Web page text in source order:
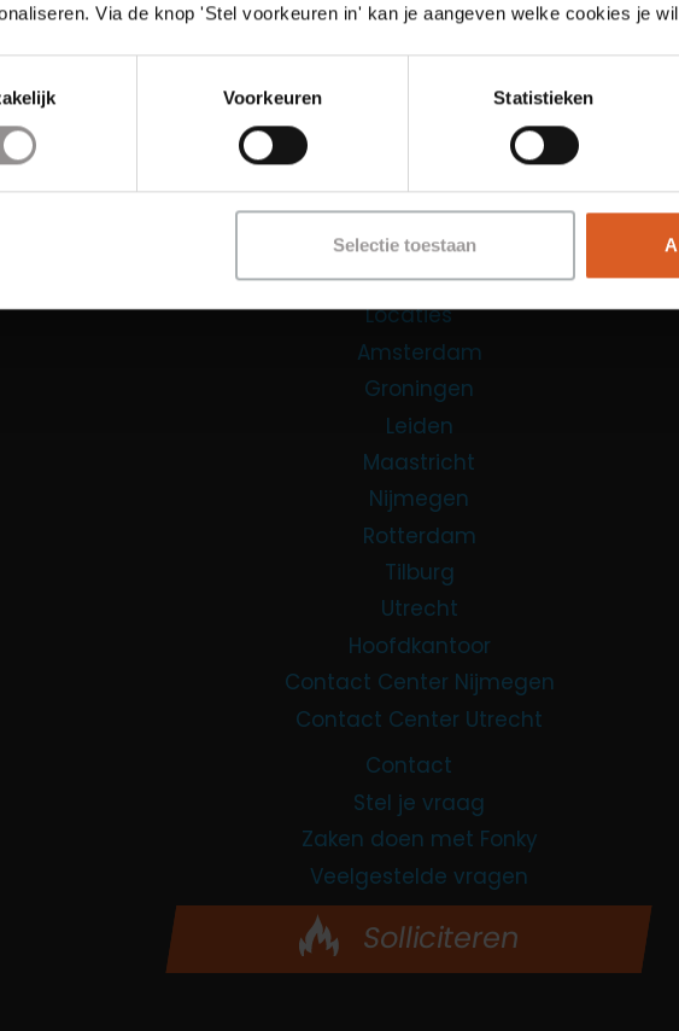
Via de knop 'Stel voorkeuren in' kan je aangeven welke cookies je
Voorkeuren Statistieken
Selectie toestaan
Links
Contact Center Agent
Promotiemedewerker
Kantoorfuncties
Over ons
Locaties
Amsterdam
Groningen
Leiden
Maastricht
Nijmegen
Rotterdam
Tilburg
Utrecht
Hoofdkantoor
Contact Center Nijmegen
Contact Center Utrecht
Contact
Stel je vraag
Zaken doen met Fonky
Veelgestelde vragen
Solliciteren